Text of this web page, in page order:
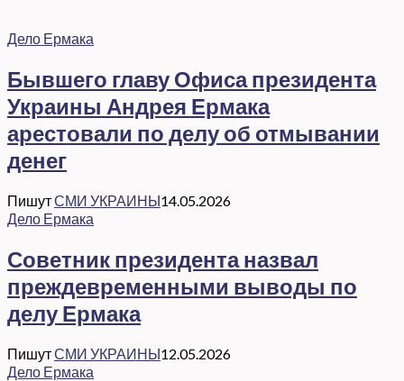
Дело Ермака
Бывшего главу Офиса президента
Украины Андрея Ермака
арестовали по делу об отмывании
денег
ПишутСМИ УКРАИНЫ14.05.2026
Дело Ермака
Советник президента назвал
преждевременными выводы по
делу Ермака
ПишутСМИ УКРАИНЫ12.05.2026
Дело Ермака